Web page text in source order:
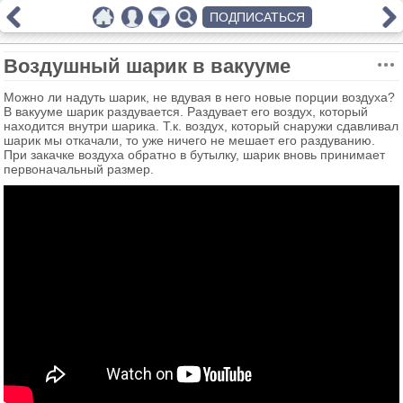
Воздушный шарик в вакууме
Можно ли надуть шарик, не вдувая в него новые порции воздуха?
В вакууме шарик раздувается. Раздувает его воздух, который
находится внутри шарика. Т.к. воздух, который снаружи сдавливал
шарик мы откачали, то уже ничего не мешает его раздуванию.
При закачке воздуха обратно в бутылку, шарик вновь принимает
первоначальный размер.
ПОДПИСАТЬСЯ